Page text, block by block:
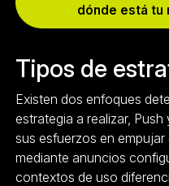
dónde está tu
Tipos de
Existen dos enfoques
estrategia a realizar,
sus esfuerzos en
mediante anuncios
contextos de uso